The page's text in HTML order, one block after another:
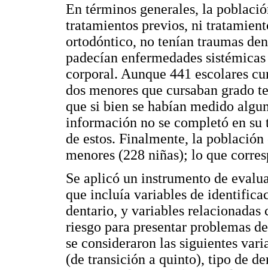
En términos generales, la
tratamientos previos, ni
ortodóntico, no tenían traumas
padecían enfermedades
corporal. Aunque 441 escolares
dos menores que cursaban grado
que si bien se habían medido
información no se completó en
de estos. Finalmente, la
menores (228 niñas); lo que
Se aplicó un instrumento de
que incluía variables de
dentario, y variables relacionadas
riesgo para presentar problemas
se consideraron las siguientes
(de transición a quinto), tipo de